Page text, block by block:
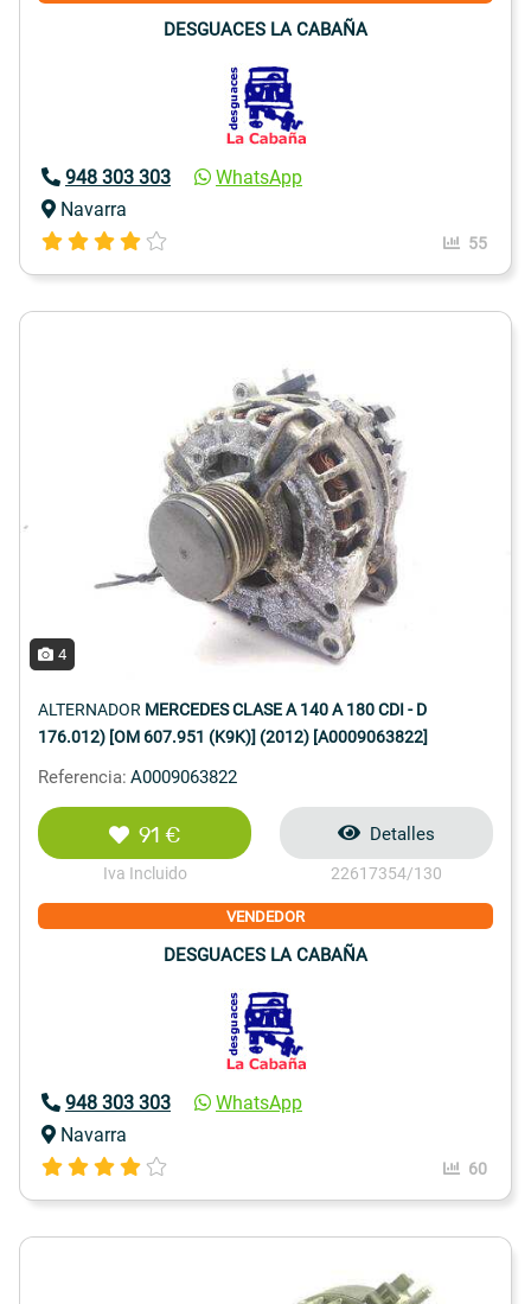
DESGUACES LA CABAÑA
948 303 303
WhatsApp
Navarra
55
4
ALTERNADOR MERCEDES CLASE A 140 A 180 CDI - D
176.012) [OM 607.951 (K9K)] (2012) [A0009063822]
Referencia: A0009063822
91 €
Iva Incluido
Detalles
22617354/130
VENDEDOR
DESGUACES LA CABAÑA
948 303 303
WhatsApp
Navarra
60